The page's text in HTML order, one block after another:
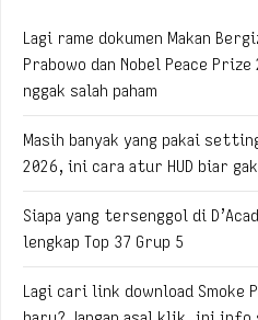
Lagi rame dokumen Makan
Prabowo dan Nobel Peace
nggak salah paham
Masih banyak yang pakai
2026, ini cara atur HUD biar
Siapa yang tersenggol di
lengkap Top 37 Grup 5
Lagi cari link download Smoke